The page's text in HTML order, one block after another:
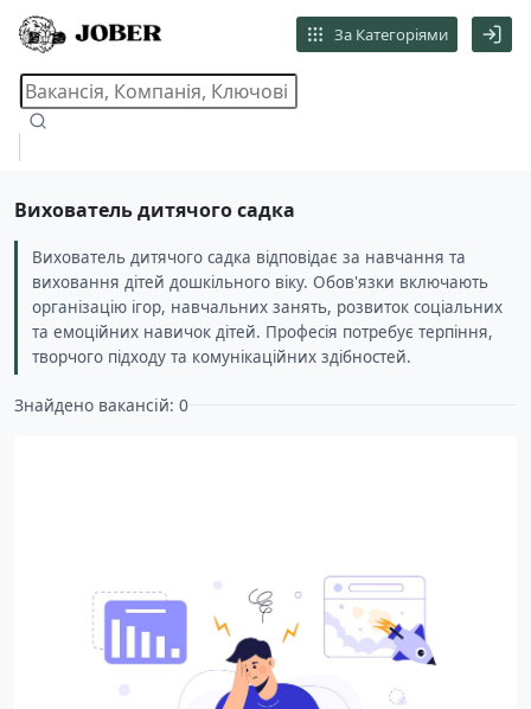
За Категоріями
Вихователь дитячого садка
Вихователь дитячого садка відповідає за навчання та
виховання дітей дошкільного віку. Обов'язки включають
організацію ігор, навчальних занять, розвиток соціальних
та емоційних навичок дітей. Професія потребує терпіння,
творчого підходу та комунікаційних здібностей.
Знайдено вакансій: 0